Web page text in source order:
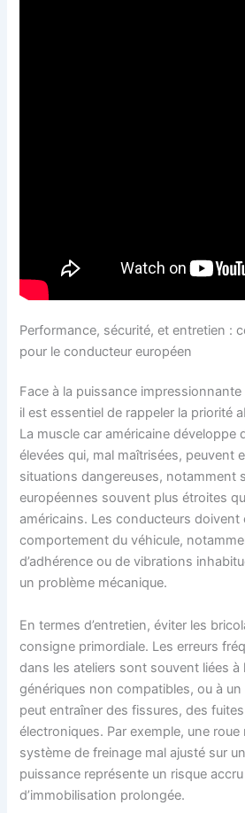
Performance, sécurité, et entretien :
pour le conducteur européen
Face à la puissance
il est essentiel de rappeler la priorité
La muscle car américaine développe
élevées qui, mal maîtrisées, peuvent
situations dangereuses, notamment
européennes souvent plus étroites
américains. Les conducteurs doivent
comportement du véhicule,
d’adhérence ou de vibrations
un problème mécanique.
En termes d’entretien, éviter les
consigne primordiale. Les erreurs
dans les ateliers sont souvent liées à
génériques non compatibles, ou à
peut entraîner des fissures, des
électroniques. Par exemple, une
système de freinage mal ajusté sur
puissance représente un risque accru
d’immobilisation prolongée.